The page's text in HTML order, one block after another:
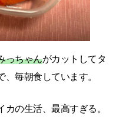
っちゃんがカットしてタ
毎朝食しています。
の生活、最高すぎる。